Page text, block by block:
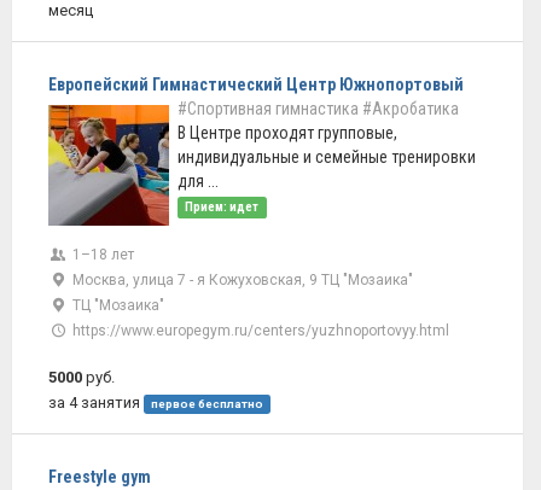
месяц
Европейский Гимнастический Центр Южнопортовый
#Спортивная гимнастика #Акробатика
В Центре проходят групповые,
индивидуальные и семейные тренировки
для ...
Прием: идет
1–18 лет
Москва, улица 7 - я Кожуховская, 9 ТЦ "Мозаика"
ТЦ "Мозаика"
https://www.europegym.ru/centers/yuzhnoportovyy.html
5000 руб.
за 4 занятия
первое бесплатно
Freestyle gym